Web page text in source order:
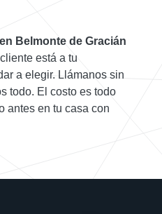
Belmonte de Gracián
está a tu
a elegir. Llámanos sin
todo. El costo es todo
antes en tu casa con